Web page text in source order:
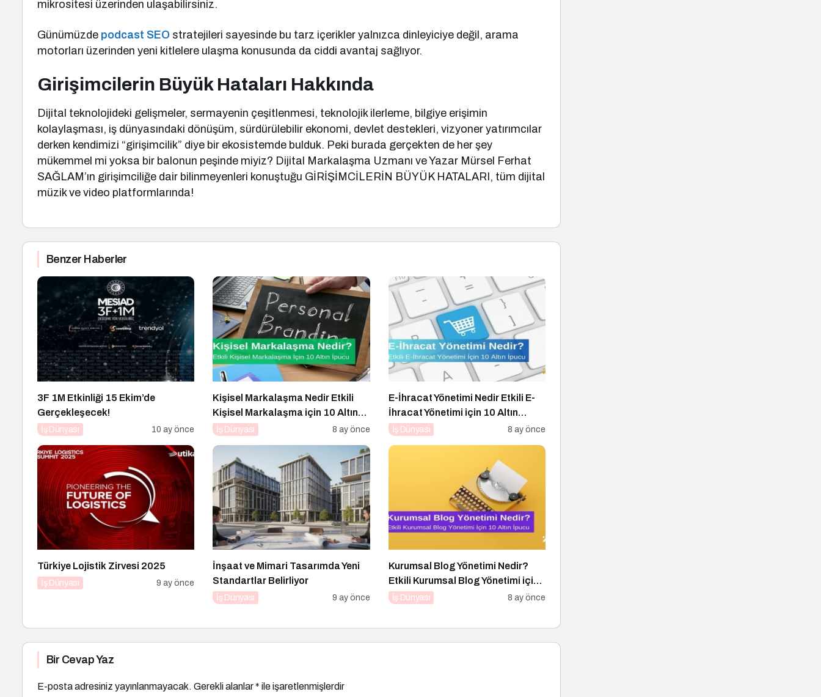
mikrositesi üzerinden ulaşabilirsiniz.
Günümüzde podcast SEO stratejileri sayesinde bu tarz içerikler yalnızca dinleyiciye değil, arama
motorları üzerinden yeni kitlelere ulaşma konusunda da ciddi avantaj sağlıyor.
Girişimcilerin Büyük Hataları Hakkında
Dijital teknolojideki gelişmeler, sermayenin çeşitlenmesi, teknolojik ilerleme, bilgiye erişimin
kolaylaşması, iş dünyasındaki dönüşüm, sürdürülebilir ekonomi, devlet destekleri, vizyoner yatırımcılar
derken kendimizi “girişimcilik” diye bir ekosistemde bulduk. Peki burada gerçekten de her şey
mükemmel mi yoksa bir balonun peşinde miyiz? Dijital Markalaşma Uzmanı ve Yazar Mürsel Ferhat
SAĞLAM’ın girişimciliğe dair bilinmeyenleri konuştuğu GİRİŞİMCİLERİN BÜYÜK HATALARI, tüm dijital
müzik ve video platformlarında!
Benzer Haberler
3F 1M Etkinliği 15 Ekim’de
Gerçekleşecek!
İş Dünyası 10 ay önce
Kişisel Markalaşma Nedir Etkili
Kişisel Markalaşma için 10 Altın
İpucu
İş Dünyası 8 ay önce
E-İhracat Yönetimi Nedir Etkili E-
İhracat Yönetimi için 10 Altın
İpucu
İş Dünyası 8 ay önce
Türkiye Lojistik Zirvesi 2025
İş Dünyası 9 ay önce
İnşaat ve Mimari Tasarımda Yeni
Standartlar Belirliyor
İş Dünyası 9 ay önce
Kurumsal Blog Yönetimi Nedir?
Etkili Kurumsal Blog Yönetimi için
10 Altın İpucu
İş Dünyası 8 ay önce
Bir Cevap Yaz
E-posta adresiniz yayınlanmayacak. Gerekli alanlar* ile işaretlenmişlerdir